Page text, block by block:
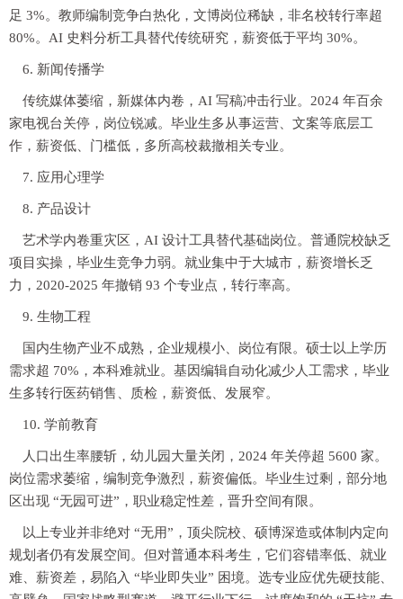
足 3%。教师编制竞争白热化，文博岗位稀缺，非名校转行率超
80%。AI 史料分析工具替代传统研究，薪资低于平均 30%。
6. 新闻传播学
传统媒体萎缩，新媒体内卷，AI 写稿冲击行业。2024 年百余
家电视台关停，岗位锐减。毕业生多从事运营、文案等底层工
作，薪资低、门槛低，多所高校裁撤相关专业。
7. 应用心理学
8. 产品设计
艺术学内卷重灾区，AI 设计工具替代基础岗位。普通院校缺乏
项目实操，毕业生竞争力弱。就业集中于大城市，薪资增长乏
力，2020-2025 年撤销 93 个专业点，转行率高。
9. 生物工程
国内生物产业不成熟，企业规模小、岗位有限。硕士以上学历
需求超 70%，本科难就业。基因编辑自动化减少人工需求，毕业
生多转行医药销售、质检，薪资低、发展窄。
10. 学前教育
人口出生率腰斩，幼儿园大量关闭，2024 年关停超 5600 家。
岗位需求萎缩，编制竞争激烈，薪资偏低。毕业生过剩，部分地
区出现 “无园可进”，职业稳定性差，晋升空间有限。
以上专业并非绝对 “无用”，顶尖院校、硕博深造或体制内定向
规划者仍有发展空间。但对普通本科考生，它们容错率低、就业
难、薪资差，易陷入 “毕业即失业” 困境。选专业应优先硬技能、